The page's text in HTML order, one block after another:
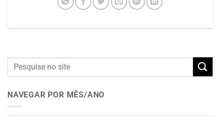
NAVEGAR POR MÊS/ANO